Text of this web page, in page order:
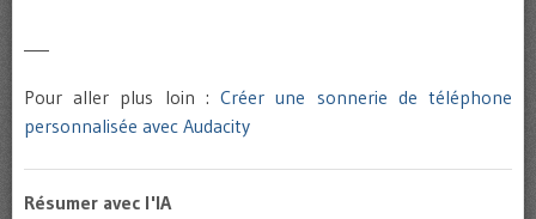
Pour aller plus loin :Créer une sonnerie de téléphone
personnalisée avec Audacity
Résumer avec l'IA